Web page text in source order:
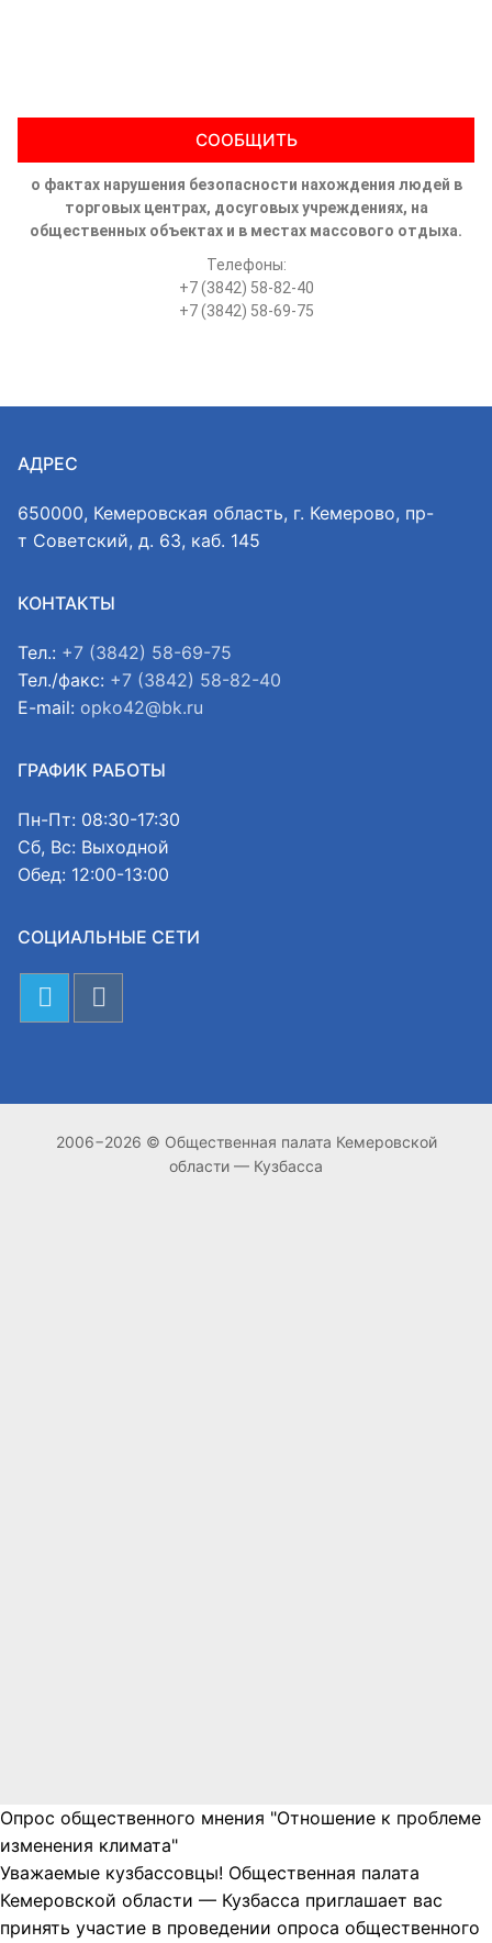
СООБЩИТЬ
о фактах нарушения безопасности нахождения людей в
торговых центрах, досуговых учреждениях, на
общественных объектах и в местах массового отдыха.
Телефоны:
+7 (3842) 58-82-40
+7 (3842) 58-69-75
АДРЕС
650000, Кемеровская область, г. Кемерово, пр-
т Советский, д. 63, каб. 145
КОНТАКТЫ
Тел.: +7 (3842) 58-69-75
Тел./факс: +7 (3842) 58-82-40
E-mail: opko42@bk.ru
ГРАФИК РАБОТЫ
Пн-Пт: 08:30-17:30
Сб, Вс: Выходной
Обед: 12:00-13:00
СОЦИАЛЬНЫЕ СЕТИ
2006−2026 © Общественная палата Кемеровской
области — Кузбасса
Опрос общественного мнения "Отношение к проблеме
изменения климата"
Уважаемые кузбассовцы! Общественная палата
Кемеровской области — Кузбасса приглашает вас
принять участие в проведении опроса общественного